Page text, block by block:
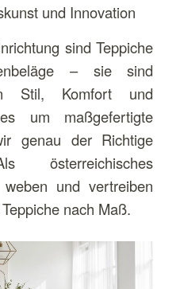
und Innovation
sind Teppiche
– sie sind
Stil, Komfort und
um maßgefertigte
genau der Richtige
österreichisches
weben und vertreiben
nach Maß.